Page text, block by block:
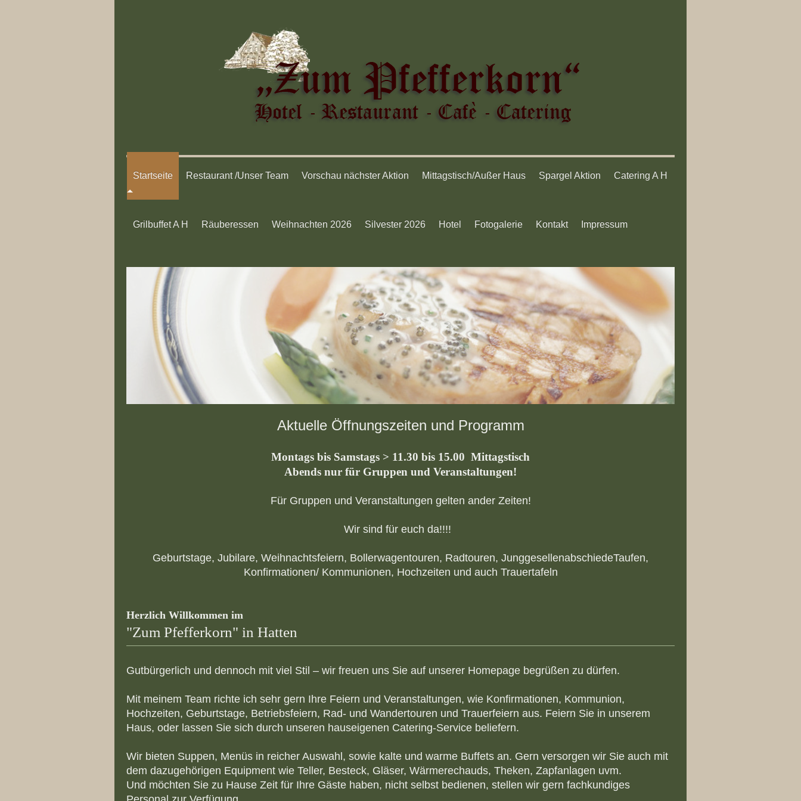
Startseite Restaurant /Unser Team Vorschau nächster Aktion Mittagstisch/Außer Haus Spargel Aktion Catering A H
Grilbuffet A H Räuberessen Weihnachten 2026 Silvester 2026 Hotel Fotogalerie Kontakt Impressum
Aktuelle Öffnungszeiten und Programm
Montags bis Samstags > 11.30 bis 15.00 Mittagstisch
Abends nur für Gruppen und Veranstaltungen!
Für Gruppen und Veranstaltungen gelten ander Zeiten!
Wir sind für euch da!!!!
Geburtstage, Jubilare, Weihnachtsfeiern, Bollerwagentouren, Radtouren, JunggesellenabschiedeTaufen,
Konfirmationen/ Kommunionen, Hochzeiten und auch Trauertafeln
Herzlich Willkommen im
"Zum Pfefferkorn" in Hatten
Gutbürgerlich und dennoch mit viel Stil – wir freuen uns Sie auf unserer Homepage begrüßen zu dürfen.
Mit meinem Team richte ich sehr gern Ihre Feiern und Veranstaltungen, wie Konfirmationen, Kommunion,
Hochzeiten, Geburtstage, Betriebsfeiern, Rad- und Wandertouren und Trauerfeiern aus. Feiern Sie in unserem
Haus, oder lassen Sie sich durch unseren hauseigenen Catering-Service beliefern.
Wir bieten Suppen, Menüs in reicher Auswahl, sowie kalte und warme Buffets an. Gern versorgen wir Sie auch mit
dem dazugehörigen Equipment wie Teller, Besteck, Gläser, Wärmerechauds, Theken, Zapfanlagen uvm.
Und möchten Sie zu Hause Zeit für Ihre Gäste haben, nicht selbst bedienen, stellen wir gern fachkundiges